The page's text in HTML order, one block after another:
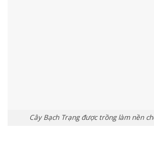
Cây Bạch Trạng được trồng làm nền